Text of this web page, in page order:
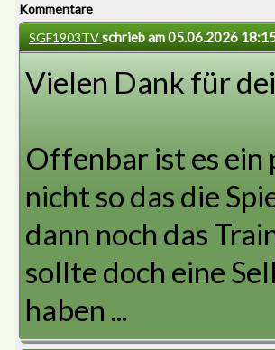
Kommentare
SGF1903TVschrieb am 05.06.2026
Vielen Dank für
Offenbar ist es ein
nicht so das die
dann noch das
sollte doch eine
haben ...